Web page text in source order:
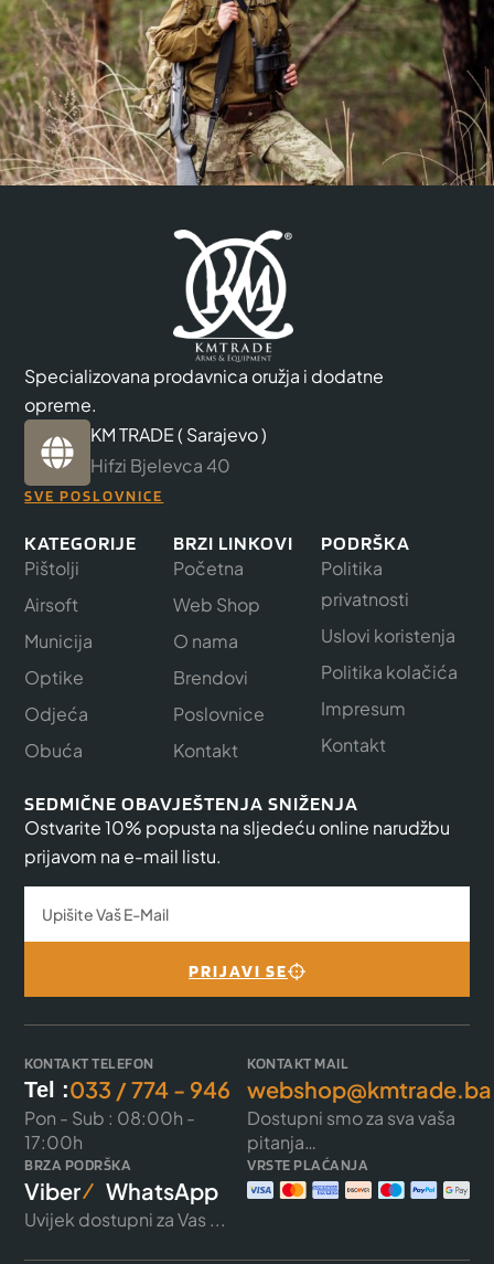
Specializovana prodavnica oružja i dodatne
opreme.
KM TRADE ( Sarajevo )
Hifzi Bjelevca 40
SVE POSLOVNICE
KATEGORIJE
Pištolji
Airsoft
Municija
Optike
Odjeća
Obuća
BRZI LINKOVI
Početna
Web Shop
O nama
Brendovi
Poslovnice
Kontakt
PODRŠKA
Politika
privatnosti
Uslovi koristenja
Politika kolačića
Impresum
Kontakt
SEDMIČNE OBAVJEŠTENJA SNIŽENJA
Ostvarite 10% popusta na sljedeću online narudžbu
prijavom na e-mail listu.
PRIJAVI SE
KONTAKT TELEFON
Tel :033 / 774 - 946
Pon - Sub : 08:00h -
17:00h
KONTAKT MAIL
webshop@kmtrade.ba
Dostupni smo za sva vaša
pitanja…
BRZA PODRŠKA
Viber WhatsApp
Uvijek dostupni za Vas ...
VRSTE PLAĆANJA